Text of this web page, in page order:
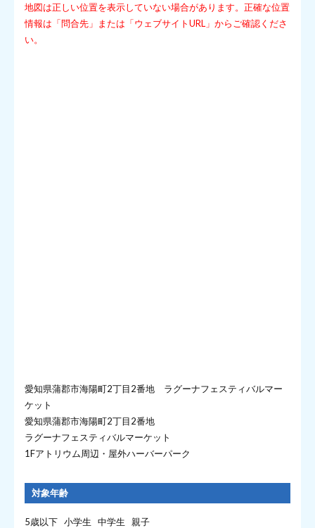
地図は正しい位置を表示していない場合があります。正確な位置
情報は「問合先」または「ウェブサイトURL」からご確認くださ
い。
愛知県蒲郡市海陽町2丁目2番地 ラグーナフェスティバルマー
ケット
愛知県蒲郡市海陽町2丁目2番地
ラグーナフェスティバルマーケット
1Fアトリウム周辺・屋外ハーバーパーク
対象年齢
5歳以下 小学生 中学生 親子